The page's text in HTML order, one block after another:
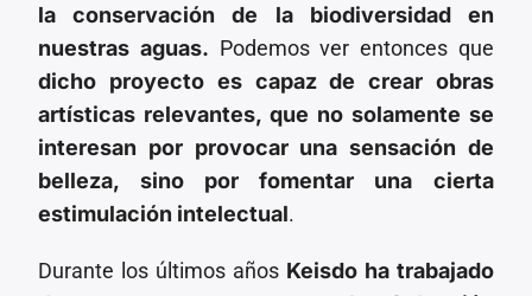
la conservación de la biodiversidad en
nuestras aguas. Podemos ver entonces que
dicho proyecto es capaz de crear obras
artísticas relevantes, que no solamente se
interesan por provocar una sensación de
belleza, sino por fomentar una cierta
estimulación intelectual.
Durante los últimos años Keisdo ha trabajado